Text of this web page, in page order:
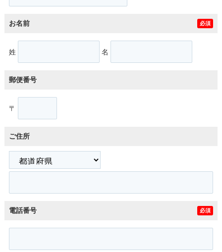
お名前 必須
姓 名
郵便番号
〒
ご住所
電話番号 必須